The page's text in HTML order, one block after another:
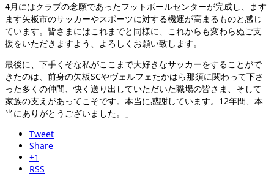
4月にはクラブの念願であったフットボールセンターが完成し、ます
ます矢板市のサッカーやスポーツに対する機運が高まるものと感じ
ています。皆さまにはこれまでと同様に、これからも変わらぬご支
援をいただきますよう、よろしくお願い致します。
最後に、下手くそな私がここまで大好きなサッカーをすることがで
きたのは、前身の矢板SCやヴェルフェたかはら那須に関わって下さ
った多くの仲間、快く送り出していただいた職場の皆さま、そして
家族の支えがあってこそです。本当に感謝しています。12年間、本
当にありがとうございました。」
Tweet
Share
+1
RSS